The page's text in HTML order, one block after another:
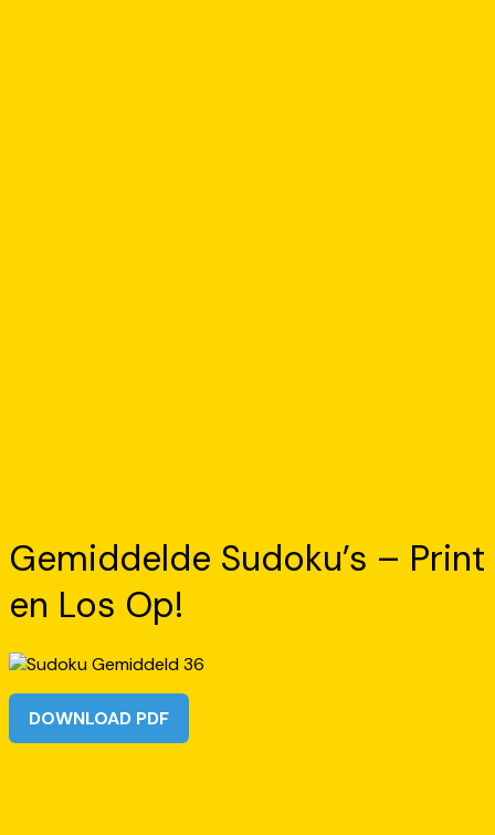
Gemiddelde Sudoku’s – Print
en Los Op!
DOWNLOAD PDF